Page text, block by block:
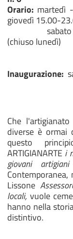
Orario: martedì
giovedì 15.00-
sabato e
(chiuso lunedì)
Inaugurazione:
Che
diverse è ormai
questo
ARTIGIANARTE i
giovani
Lissone
locali, vuole
hanno nella
distintivo.